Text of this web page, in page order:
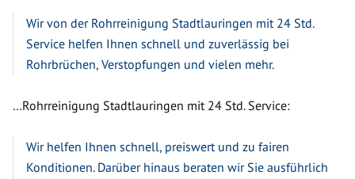
Wir von der Rohrreinigung Stadtlauringen mit 24 Std.
Service helfen Ihnen schnell und zuverlässig bei
Rohrbrüchen, Verstopfungen und vielen mehr.
…Rohrreinigung Stadtlauringen mit 24 Std. Service:
Wir helfen Ihnen schnell, preiswert und zu fairen
Konditionen. Darüber hinaus beraten wir Sie ausführlich